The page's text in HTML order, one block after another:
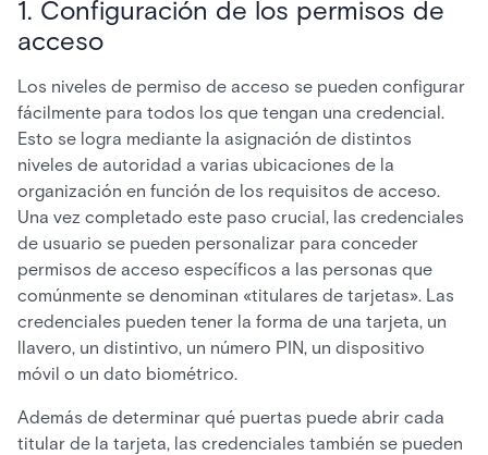
1. Configuración de los permisos de
acceso
Los niveles de permiso de acceso se pueden configurar
fácilmente para todos los que tengan una credencial.
Esto se logra mediante la asignación de distintos
niveles de autoridad a varias ubicaciones de la
organización en función de los requisitos de acceso.
Una vez completado este paso crucial, las credenciales
de usuario se pueden personalizar para conceder
permisos de acceso específicos a las personas que
comúnmente se denominan «titulares de tarjetas». Las
credenciales pueden tener la forma de una tarjeta, un
llavero, un distintivo, un número PIN, un dispositivo
móvil o un dato biométrico.
Además de determinar qué puertas puede abrir cada
titular de la tarjeta, las credenciales también se pueden